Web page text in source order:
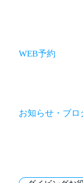
WEB予約
お知らせ・ブロ